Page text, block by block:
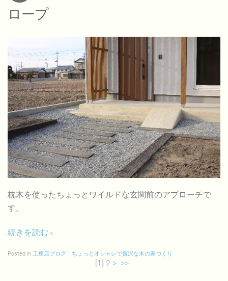
ロープ
枕木を使ったちょっとワイルドな玄関前のアプローチで
す。
続きを読む
Posted in 工務店ブログ！ちょっとオシャレで贅沢な木の家づくり
[1] 2 > >>